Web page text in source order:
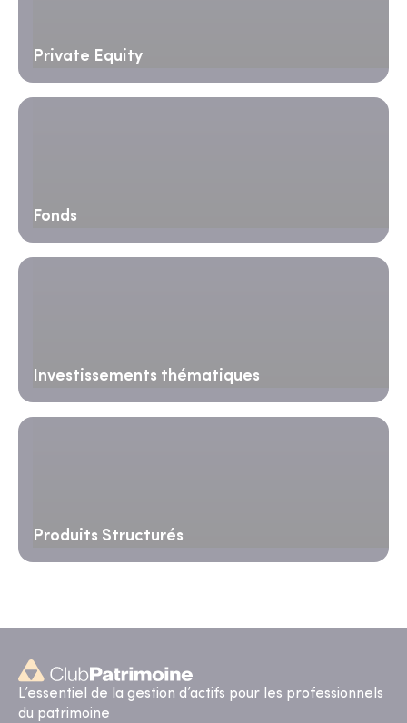
Private Equity
Fonds
Investissements thématiques
Produits Structurés
L’essentiel de la gestion d’actifs pour les professionnels
du patrimoine